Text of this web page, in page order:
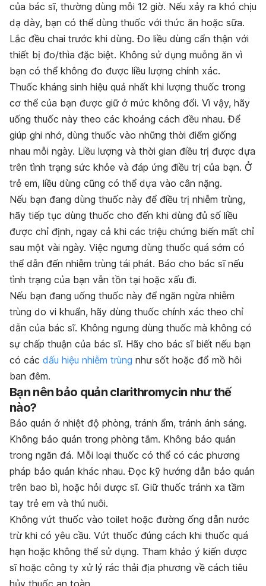
của bác sĩ, thường dùng mỗi 12 giờ. Nếu xảy ra khó chịu
dạ dày, bạn có thể dùng thuốc với thức ăn hoặc sữa.
Lắc đều chai trước khi dùng. Đo liều dùng cẩn thận với
thiết bị đo/thìa đặc biệt. Không sử dụng muỗng ăn vì
bạn có thể không đo được liều lượng chính xác.
Thuốc kháng sinh hiệu quả nhất khi lượng thuốc trong
cơ thể của bạn được giữ ở mức không đổi. Vì vậy, hãy
uống thuốc này theo các khoảng cách đều nhau. Để
giúp ghi nhớ, dùng thuốc vào những thời điểm giống
nhau mỗi ngày. Liều lượng và thời gian điều trị được dựa
trên tình trạng sức khỏe và đáp ứng điều trị của bạn. Ở
trẻ em, liều dùng cũng có thể dựa vào cân nặng.
Nếu bạn đang dùng thuốc này để điều trị nhiễm trùng,
hãy tiếp tục dùng thuốc cho đến khi dùng đủ số liều
được chỉ định, ngay cả khi các triệu chứng biến mất chỉ
sau một vài ngày. Việc ngưng dùng thuốc quá sớm có
thể dẫn đến nhiễm trùng tái phát. Báo cho bác sĩ nếu
tình trạng của bạn vẫn tồn tại hoặc xấu đi.
Nếu bạn đang uống thuốc này để ngăn ngừa nhiễm
trùng do vi khuẩn, hãy dùng thuốc chính xác theo chỉ
dẫn của bác sĩ. Không ngưng dùng thuốc mà không có
sự chấp thuận của bác sĩ. Hãy cho bác sĩ biết nếu bạn
có các dấu hiệu nhiễm trùng như sốt hoặc đổ mồ hôi
ban đêm.
Bạn nên bảo quản clarithromycin như thế
nào?
Bảo quản ở nhiệt độ phòng, tránh ẩm, tránh ánh sáng.
Không bảo quản trong phòng tắm. Không bảo quản
trong ngăn đá. Mỗi loại thuốc có thể có các phương
pháp bảo quản khác nhau. Đọc kỹ hướng dẫn bảo quản
trên bao bì, hoặc hỏi dược sĩ. Giữ thuốc tránh xa tầm
tay trẻ em và thú nuôi.
Không vứt thuốc vào toilet hoặc đường ống dẫn nước
trừ khi có yêu cầu. Vứt thuốc đúng cách khi thuốc quá
hạn hoặc không thể sử dụng. Tham khảo ý kiến dược
sĩ hoặc công ty xử lý rác thải địa phương về cách tiêu